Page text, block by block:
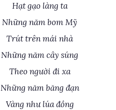
Hạt gạo làng ta
Những năm bom Mỹ
Trút trên mái nhà
Những năm cây súng
Theo người đi xa
Những năm băng đạn
Vàng như lúa đồng